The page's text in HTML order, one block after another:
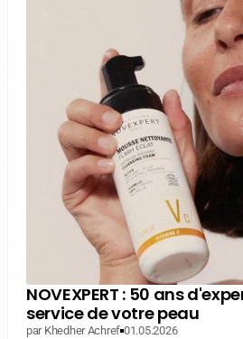
NOVEXPERT : 50 ans
service de votre peau
par Khedher Achref 01.05.2026